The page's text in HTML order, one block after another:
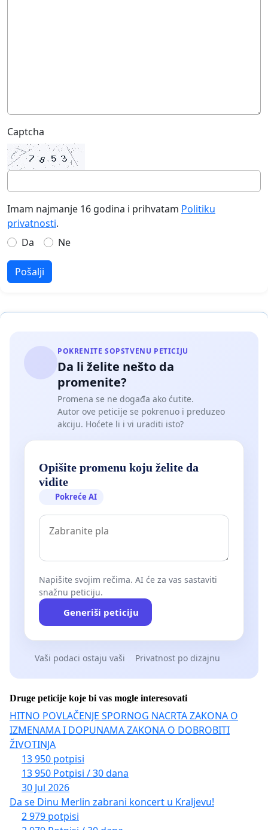
Captcha
Imam najmanje 16 godina i prihvatam Politiku
privatnosti.
Da
Ne
Pošalji
POKRENITE SOPSTVENU PETICIJU
Da li želite nešto da
promenite?
Promena se ne događa ako ćutite.
Autor ove peticije se pokrenuo i preduzeo
akciju. Hoćete li i vi uraditi isto?
Opišite promenu koju želite da
vidite
Pokreće AI
Napišite svojim rečima. AI će za vas sastaviti
snažnu peticiju.
Generiši peticiju
Vaši podaci ostaju vaši Privatnost po dizajnu
Druge peticije koje bi vas mogle interesovati
HITNO POVLAČENJE SPORNOG NACRTA ZAKONA O
IZMENAMA I DOPUNAMA ZAKONA O DOBROBITI
ŽIVOTINJA
13 950 potpisi
13 950 Potpisi / 30 dana
30 Jul 2026
Da se Dinu Merlin zabrani koncert u Kraljevu!
2 979 potpisi